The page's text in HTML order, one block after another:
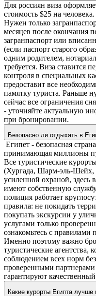
Для россиян виза
стоимость $25 на
Нужен только
месяцев после окончания
загранпаспорт или
(если паспорт старого
одним родителем,
требуется. Виза ставится
контроля в специальных
предоставит все
памятку туриста. Раньше
сейчас все ограничения
- уточняйте актуальную
при бронировании.
Безопасно ли отдыхать в
Египет - безопасная
принимающая миллионы
Все туристические
(Хургада, Шарм-эль-Шейх,
усиленной охраной, здесь
имеют собственную
полиция работает
правила: не покидать
покупать экскурсии у
услугами только
ознакомьтесь с правилами
Именно поэтому важно
туристические агентства,
соблюдением всех норм
проверенными
гарантируют
Какие курорты Египта